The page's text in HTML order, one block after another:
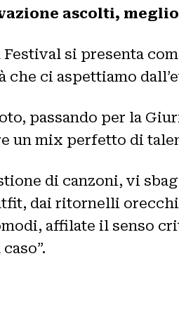
ascolti,
si presenta
ci aspettiamo
passando per la
un mix perfetto di
di canzoni, vi
dai ritornelli
affilate il senso